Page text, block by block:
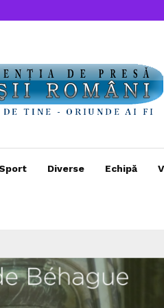
Diverse Echipă